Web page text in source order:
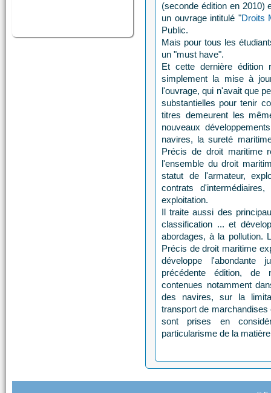
(seconde édition en 2010)
un ouvrage intitulé "Droits
Public.
Mais pour tous les
un "must have".
Et cette dernière
simplement la mise à
l'ouvrage, qui n'avait que
substantielles pour tenir
titres demeurent les
nouveaux
navires, la sureté
Précis de droit maritime
l'ensemble du droit
statut de l'armateur,
contrats
exploitation.
Il traite aussi des
classification ... et
abordages, à la pollution.
Précis de droit maritime
développe l'abondante
précédente édition, de
contenues notamment
des navires, sur la
transport de
sont prises en
particularisme de la